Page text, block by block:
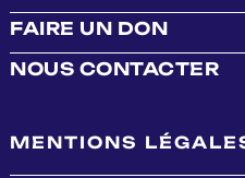
FAIRE UN DON
NOUS CONTACTER
MENTIONS